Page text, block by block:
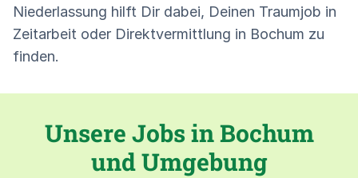
Niederlassung hilft Dir dabei, Deinen Traumjob in
Zeitarbeit oder Direktvermittlung in Bochum zu
finden.
Unsere Jobs in Bochum
und Umgebung